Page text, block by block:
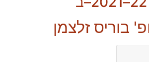
בוריס זלצמן